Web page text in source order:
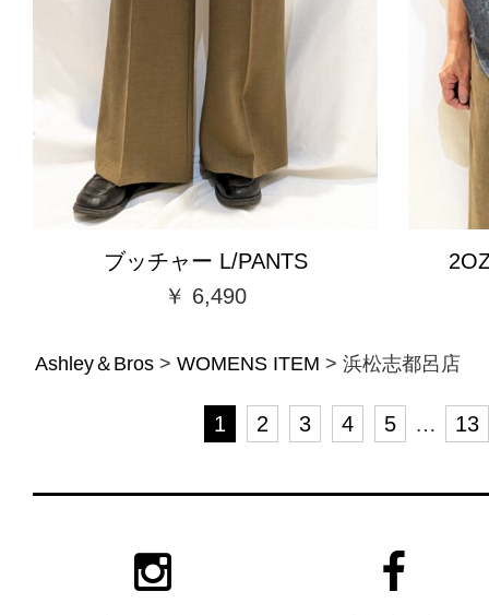
ブッチャー L/PANTS
￥ 6,490
Ashley＆Bros > WOMENS ITEM > 浜松志都呂店
1 2 3 4 5 … 13